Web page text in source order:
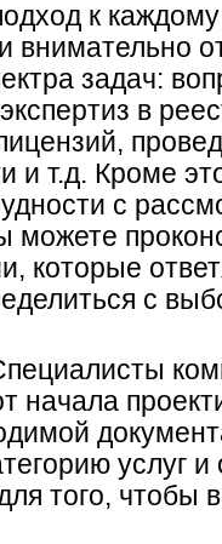
к каждому
задач:
в
и т.д. Кроме
с
которые
с
начала
услуг и
того, чтобы